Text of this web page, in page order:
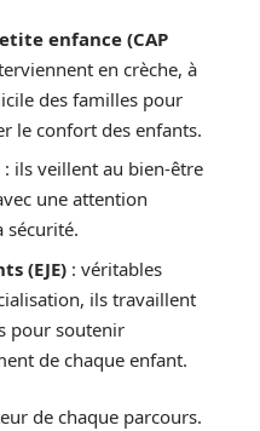
enfance (CAP
en crèche, à
des familles pour
le confort des enfants.
: ils veillent au bien-être
une attention
sécurité.
(EJE) : véritables
ils travaillent
pour soutenir
de chaque enfant.
de chaque parcours.